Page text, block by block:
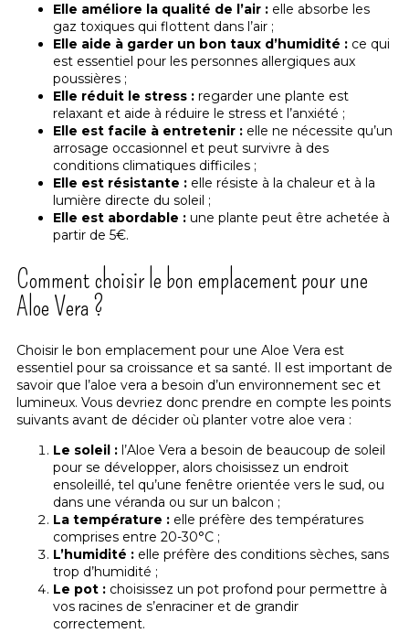
Elle améliore la qualité de l’air : elle absorbe les
gaz toxiques qui flottent dans l’air ;
Elle aide à garder un bon taux d’humidité : ce qui
est essentiel pour les personnes allergiques aux
poussières ;
Elle réduit le stress : regarder une plante est
relaxant et aide à réduire le stress et l’anxiété ;
Elle est facile à entretenir : elle ne nécessite qu’un
arrosage occasionnel et peut survivre à des
conditions climatiques difficiles ;
Elle est résistante : elle résiste à la chaleur et à la
lumière directe du soleil ;
Elle est abordable : une plante peut être achetée à
partir de 5€.
Comment choisir le bon emplacement pour une
Aloe Vera ?
Choisir le bon emplacement pour une Aloe Vera est
essentiel pour sa croissance et sa santé. Il est important de
savoir que l’aloe vera a besoin d’un environnement sec et
lumineux. Vous devriez donc prendre en compte les points
suivants avant de décider où planter votre aloe vera :
Le soleil : l’Aloe Vera a besoin de beaucoup de soleil
pour se développer, alors choisissez un endroit
ensoleillé, tel qu’une fenêtre orientée vers le sud, ou
dans une véranda ou sur un balcon ;
La température : elle préfère des températures
comprises entre 20-30°C ;
L’humidité : elle préfère des conditions sèches, sans
trop d’humidité ;
Le pot : choisissez un pot profond pour permettre à
vos racines de s’enraciner et de grandir
correctement.